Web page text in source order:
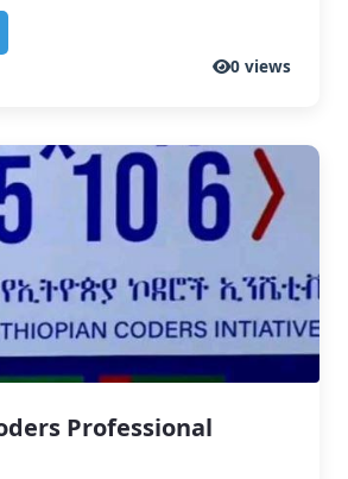
0 views
Professional